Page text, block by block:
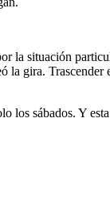
la situación
gira.
sábados. Y